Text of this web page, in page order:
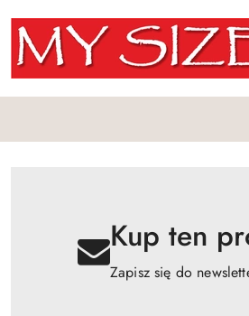
Przejdź do treści głównej
Przejdź do wyszukiwarki
Przejdź do moje konto
Przejdź do menu głównego
Przejdź do opisu produktu
Przejdź do stopki
Kup ten
Zapisz się do